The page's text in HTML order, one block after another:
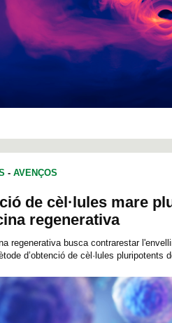
- AVENÇOS
de cèl·lules mare
regenerativa
regenerativa busca contrarestar
d’obtenció de cèl·lules pluripotents